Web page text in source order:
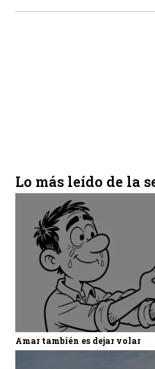
Lo más leído de la
Amar también es dejar volar